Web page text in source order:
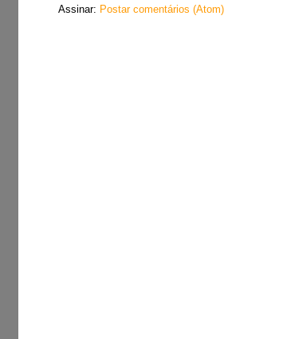
Assinar: Postar comentários (Atom)